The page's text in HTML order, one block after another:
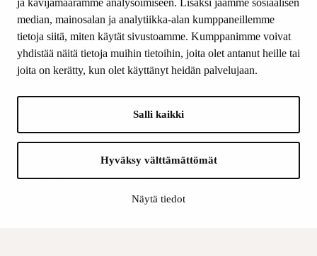
ja kävijämäärämme analysoimiseen. Lisäksi jaamme sosiaalisen
median, mainosalan ja analytiikka-alan kumppaneillemme
tietoja siitä, miten käytät sivustoamme. Kumppanimme voivat
yhdistää näitä tietoja muihin tietoihin, joita olet antanut heille tai
joita on kerätty, kun olet käyttänyt heidän palvelujaan.
Salli kaikki
Hyväksy välttämättömät
Näytä tiedot
SEURAA MEITÄ
Facebook
Instagram
LinkedIn
Suomen Kulttuurirahasto: